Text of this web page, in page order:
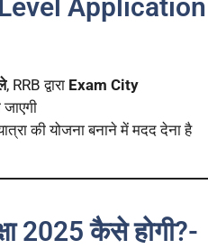
Application
, RRB द्वारा Exam City
की योजना बनाने में मदद देना है
2025 कैसे होगी?-